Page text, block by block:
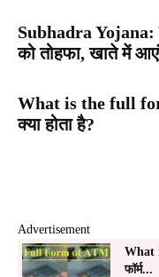
Subhadra Yojana:
को तोहफा, खाते में
What is the full
क्या होता है?
Advertisement
What
फॉर्म...